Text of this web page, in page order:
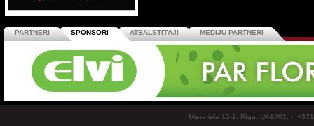
PARTNERI SPONSORI ATBALSTĪTĀJI MEDIJU PARTNERI
Miera iela 15-1, Rīga, LV-1001, t: